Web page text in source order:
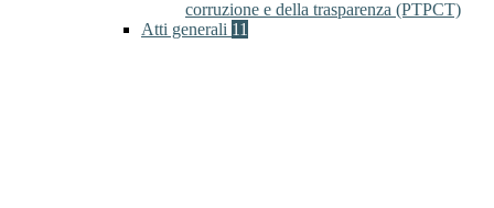
corruzione e della trasparenza (PTPCT)
Atti generali 11